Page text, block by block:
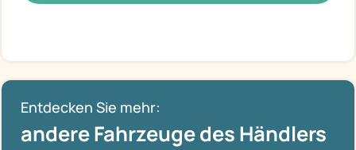
Entdecken Sie mehr:
andere Fahrzeuge des Händlers